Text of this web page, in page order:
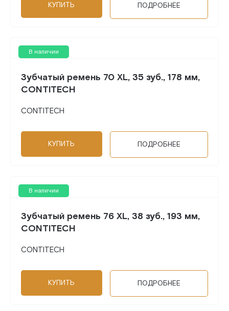
КУПИТЬ ПОДРОБНЕЕ
В наличии
Зубчатый ремень 70 XL, 35 зуб., 178 мм,
CONTITECH
CONTITECH
КУПИТЬ ПОДРОБНЕЕ
В наличии
Зубчатый ремень 76 XL, 38 зуб., 193 мм,
CONTITECH
CONTITECH
КУПИТЬ ПОДРОБНЕЕ